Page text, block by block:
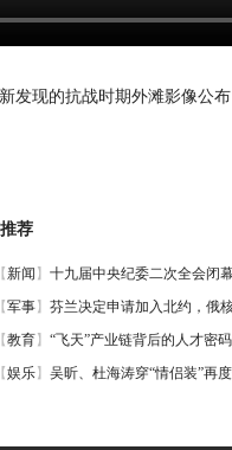
发现的抗战时期外滩影像公布
荐